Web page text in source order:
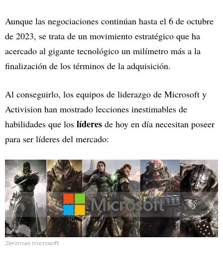
Aunque las negociaciones continúan hasta el 6 de octubre
de 2023, se trata de un movimiento estratégico que ha
acercado al gigante tecnológico un milímetro más a la
finalización de los términos de la adquisición.
Al conseguirlo, los equipos de liderazgo de Microsoft y
Activision han mostrado lecciones inestimables de
habilidades que los líderes de hoy en día necesitan poseer
para ser líderes del mercado:
Zenimax microsoft